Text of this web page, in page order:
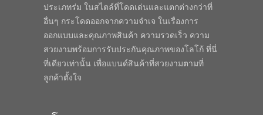
ประเภทร่ม ในสไตล์ที่โดดเด่นและแตกต่างกว่าที่
อื่นๆ กระโดดออกจากความจำเจ ในเรื่องการ
ออกแบบและคุณภาพสินค้า ความรวดเร็ว ความ
สวยงามพร้อมการรับประกันคุณภาพของโลโก้ ที่นี่
ที่เดียวเท่านั้น เพื่อแบนด์สินค้าที่สวยงามตามที่
ลูกค้าตั้งใจ